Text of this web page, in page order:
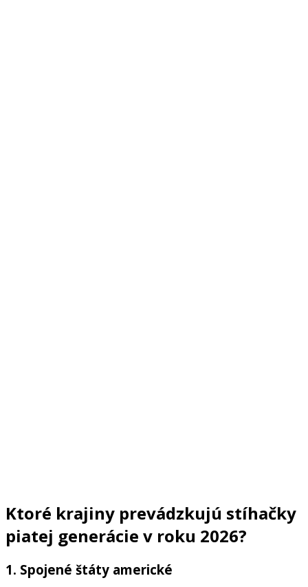
Ktoré krajiny prevádzkujú stíhačky
piatej generácie v roku 2026?
1. Spojené štáty americké